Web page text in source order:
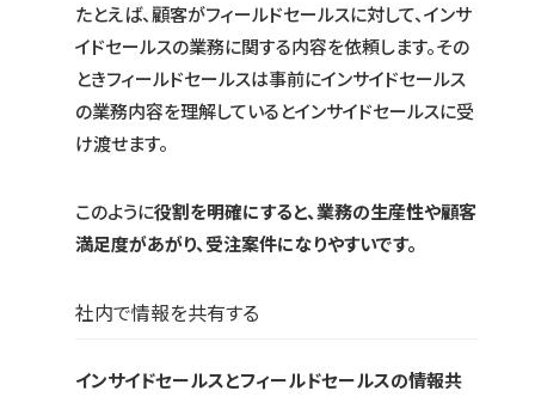
たとえば、顧客がフィールドセールスに対して、インサ
イドセールスの業務に関する内容を依頼します。その
ときフィールドセールスは事前にインサイドセールス
の業務内容を理解しているとインサイドセールスに受
け渡せます。
このように役割を明確にすると、業務の生産性や顧客
満足度があがり、受注案件になりやすいです。
社内で情報を共有する
インサイドセールスとフィールドセールスの情報共